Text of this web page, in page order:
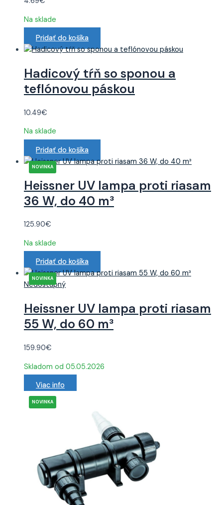
Na sklade
Pridať do košíka
Hadicový tŕň so sponou a
teflónovou páskou
10.49€
Na sklade
Pridať do košíka
Heissner UV lampa proti riasam
36 W, do 40 m³
125.90€
Na sklade
Pridať do košíka
Nedostupný
Heissner UV lampa proti riasam
55 W, do 60 m³
159.90€
Skladom od 05.05.2026
Viac info